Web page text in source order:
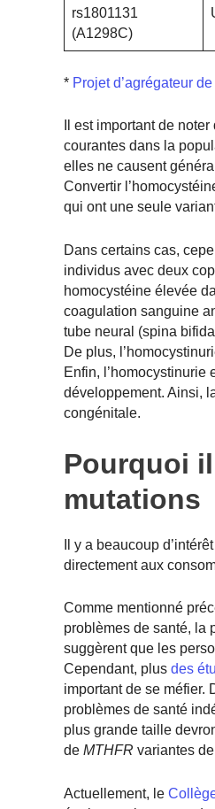
rs1801131
(A1298C)
* Projet d’agrégateur
Il est important de
courantes dans la
elles ne causent
Convertir
qui ont une seule
Dans certains cas,
individus avec deux
homocystéine élevée
coagulation sanguine
tube neural (spina
De plus,
Enfin,
développement. Ainsi,
congénitale.
Pourquoi
mutations
Il y a beaucoup
directement aux
Comme mentionné
problèmes de santé, la
suggèrent que les
Cependant, plus des
important de se méfier.
problèmes de santé
plus grande taille
de MTHFR variantes
Actuellement, le